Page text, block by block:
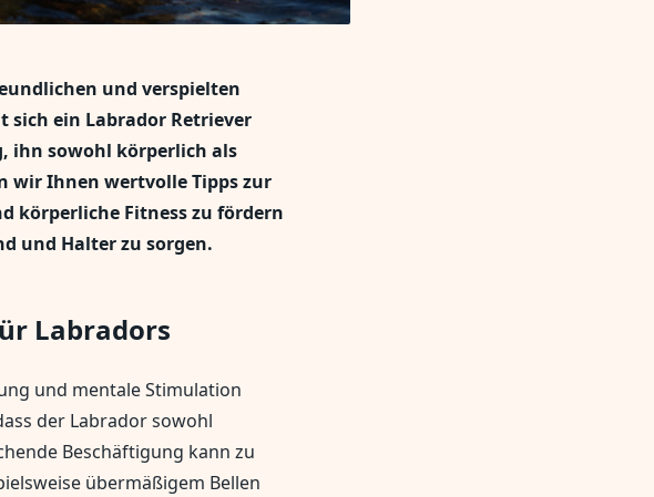
und verspielten
ein Labrador Retriever
ihn sowohl körperlich als
wir Ihnen wertvolle Tipps zur
körperliche Fitness zu fördern
und Halter zu sorgen.
Labradors
und mentale Stimulation
der Labrador sowohl
Beschäftigung kann zu
übermäßigem Bellen